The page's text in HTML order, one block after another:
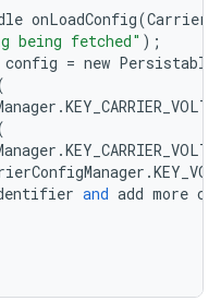
onLoadConfig(
being fetched" );
config = new
.
.
.
and add more